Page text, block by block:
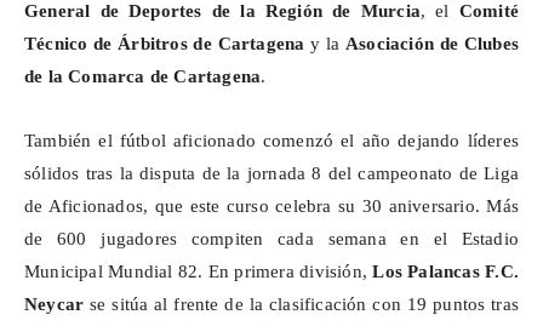
General de Deportes de la Región de Murcia, el Comité
Técnico de Árbitros de Cartagena y la Asociación de Clubes
de la Comarca de Cartagena.
También el fútbol aficionado comenzó el año dejando líderes
sólidos tras la disputa de la jornada 8 del campeonato de Liga
de Aficionados, que este curso celebra su 30 aniversario. Más
de 600 jugadores compiten cada semana en el Estadio
Municipal Mundial 82. En primera división,Los Palancas F.C.
Neycar se sitúa al frente de la clasificación con 19 puntos tras